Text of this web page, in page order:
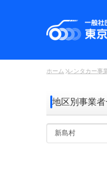
ホーム レンタカー事
地区別事業